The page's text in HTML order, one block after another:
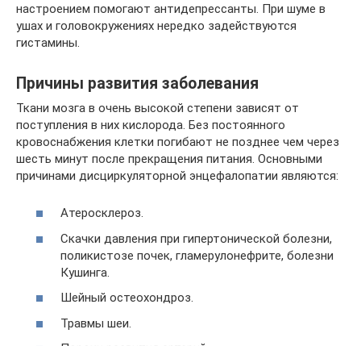
настроением помогают антидепрессанты. При шуме в
ушах и головокружениях нередко задействуются
гистамины.
Причины развития заболевания
Ткани мозга в очень высокой степени зависят от
поступления в них кислорода. Без постоянного
кровоснабжения клетки погибают не позднее чем через
шесть минут после прекращения питания. Основными
причинами дисциркуляторной энцефалопатии являются:
Атеросклероз.
Скачки давления при гипертонической болезни,
поликистозе почек, гламерулонефрите, болезни
Кушинга.
Шейный остеохондроз.
Травмы шеи.